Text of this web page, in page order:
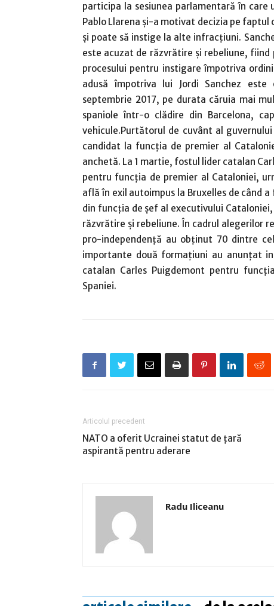
participa la sesiunea parlamentară în care
Pablo Llarena şi-a motivat decizia pe faptul
şi poate să instige la alte infracţiuni.
este acuzat de răzvrătire şi rebeliune,
procesului pentru instigare împotriva
adusă împotriva lui Jordi Sanchez
septembrie 2017, pe durata căruia mai
spaniole într-o clădire din Barcelona,
vehicule.Purtătorul de cuvânt al
candidat la funcţia de premier al
anchetă. La 1 martie, fostul lider catalan
pentru funcţia de premier al Cataloniei,
află în exil autoimpus la Bruxelles de când
din funcţia de şef al executivului
răzvrătire şi rebeliune. În cadrul alegerilor
pro-independenţă au obţinut 70 dintre
importante două formaţiuni au anunţat
catalan Carles Puigdemont pentru
Spaniei.
Articolul precedent
NATO a oferit Ucrainei statut de ţară
aspirantă pentru aderare
Radu Iliceanu